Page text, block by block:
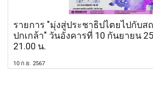
รายการ "มุ่งสู่ประชาธิปไตยไปกับส
ปกเกล้า" วันอังคารที่ 10 กันยายน
21.00 น.
10 ก.ย. 2567